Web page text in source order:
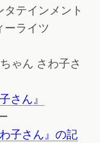
テインメント
ーライツ
ゃん さわ子さ
さん』
子さん』の記